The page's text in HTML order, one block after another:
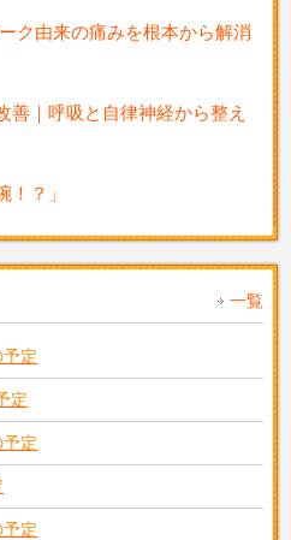
ク由来の痛みを根本から解消
善｜呼吸と自律神経から整え
！？」
一覧
定
定
定
定